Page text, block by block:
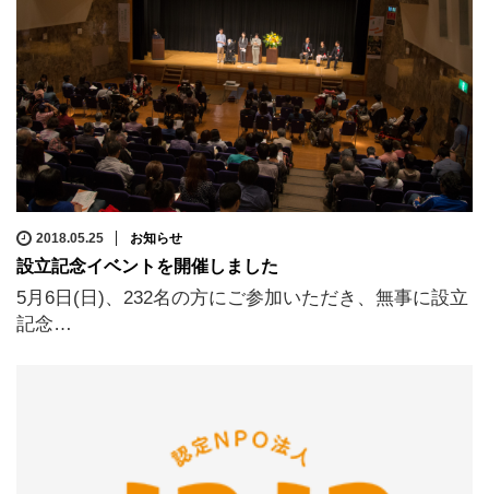
2018.05.25 お知らせ
設立記念イベントを開催しました
5月6日(日)、232名の方にご参加いただき、無事に設立
記念…